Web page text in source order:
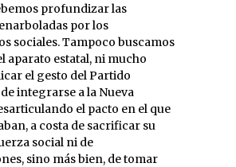
profundizar las
por los
sociales. Tampoco buscamos
aparato estatal, ni mucho
el gesto del Partido
integrarse a la Nueva
el pacto en el que
a costa de sacrificar su
social ni de
sino más bien, de tomar